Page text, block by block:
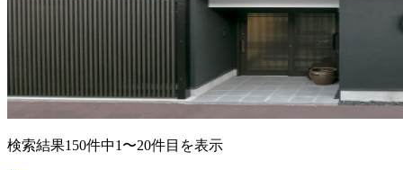
検索結果150件中1〜20件目を表示